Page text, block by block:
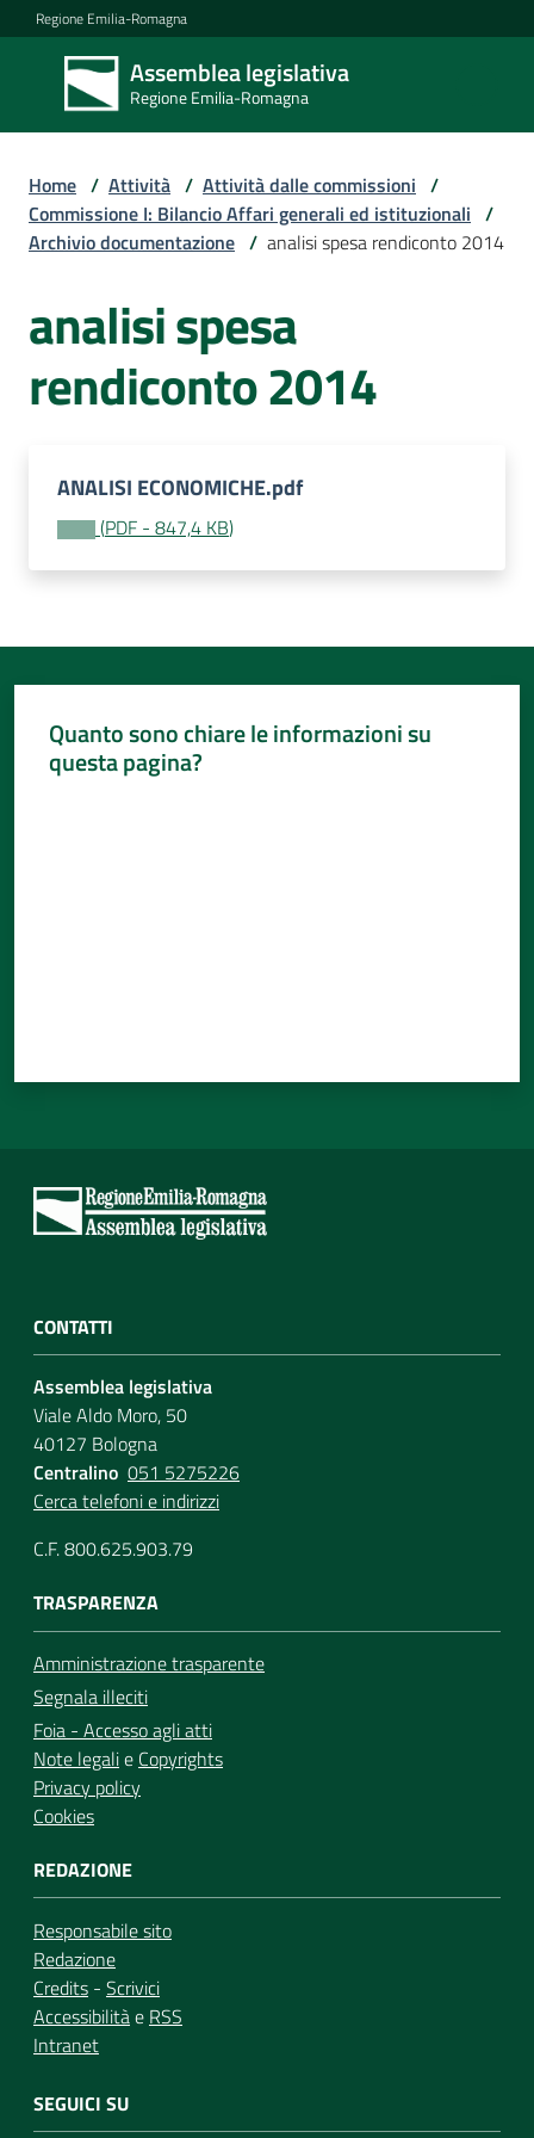
Vai al contenuto
Vai alla navigazione
Vai al footer
Regione Emilia-Romagna
Assemblea legislativa
Regione Emilia-Romagna
Assemblea
legislativa
Regione Emilia-
Assemblea
Attività
i
cittadini
Home / Attività / Attività dalle commissioni /
Commissione I: Bilancio Affari generali ed istituzionali /
Archivio documentazione / analisi spesa rendiconto 2014
analisi spesa
rendiconto 2014
ANALISI ECONOMICHE.pdf
(PDF - 847,4 KB)
Quanto sono chiare le informazioni su
questa pagina?
CONTATTI
Assemblea legislativa
Viale Aldo Moro, 50
40127 Bologna
Centralino 051 5275226
Cerca telefoni e indirizzi
C.F. 800.625.903.79
TRASPARENZA
Amministrazione trasparente
Segnala illeciti
Foia - Accesso agli atti
Note legalie Copyrights
Privacy policy
Cookies
REDAZIONE
Responsabile sito
Redazione
Credits - Scrivici
Accessibilitàe RSS
Intranet
SEGUICI SU